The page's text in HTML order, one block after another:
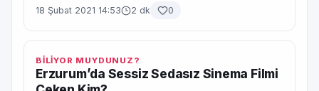
18 Şubat 2021 14:53 2 dk 0
BİLİYOR MUYDUNUZ?
Erzurum’da Sessiz Sedasız Sinema Filmi